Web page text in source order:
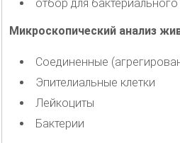
отбор для
Микроскопический анализ
Соединенные
Эпителиальные клетки
Лейкоциты
Бактерии